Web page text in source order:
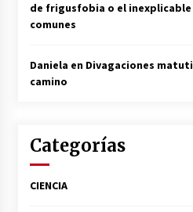
de frigusfobia o el
comunes
Daniela en Divagaciones
camino
Categorías
CIENCIA